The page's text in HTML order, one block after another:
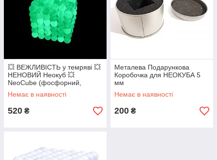
💥 ВЕЖЛИВІСТЬ у темряві 💥
НЕНОВИЙ Неокуб 💥
NeoCube (фосфорний,
флуоресцентний) 5 мм 216
кульок
Немає в наявності
520 ₴
Металева Подарункова
Коробочка для НЕОКУБА 5
мм
Немає в наявності
200 ₴